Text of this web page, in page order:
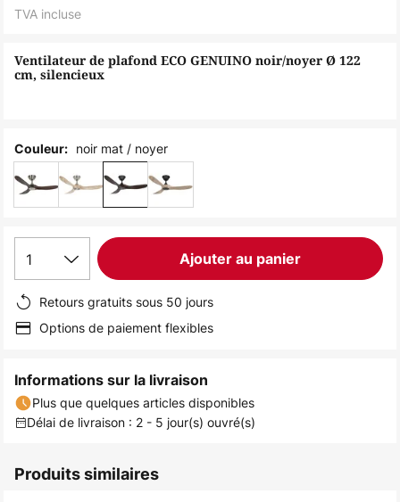
the
of
the
Ventilateur de plafond ECO GENUINO noir/noyer Ø 122
cm, silencieux
TVA incluse
Couleur: noir mat / noyer
1 Ajouter au panier
Retours gratuits sous 50 jours
Options de paiement flexibles
Informations sur la livraison
Plus que quelques articles disponibles
Délai de livraison : 2 - 5 jour(s) ouvré(s)
Produits similaires